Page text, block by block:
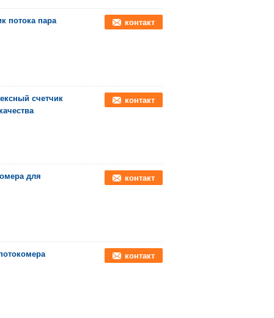
потока пара
контакт
счетчик
контакт
для
контакт
контакт